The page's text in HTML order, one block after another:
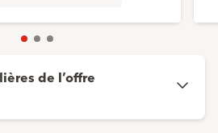
de l’offre